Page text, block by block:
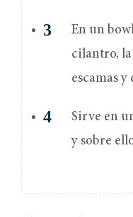
En un
cilantro,
escamas
Sirve en
y sobre